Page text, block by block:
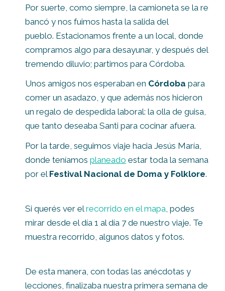
Por suerte, como siempre, la camioneta se la re
bancó y nos fuimos hasta la salida del
pueblo. Estacionamos frente a un local, donde
compramos algo para desayunar, y después del
tremendo diluvio; partimos para Córdoba.
Unos amigos nos esperaban en Córdoba para
comer un asadazo, y que además nos hicieron
un regalo de despedida laboral: la olla de guisa,
que tanto deseaba Santi para cocinar afuera.
Por la tarde, seguimos viaje hacia Jesús María,
donde teníamos planeado estar toda la semana
por el Festival Nacional de Doma y Folklore.
Si querés ver elrecorrido en el mapa, podes
mirar desde el día 1 al día 7 de nuestro viaje. Te
muestra recorrido, algunos datos y fotos.
De esta manera, con todas las anécdotas y
lecciones, finalizaba nuestra primera semana de